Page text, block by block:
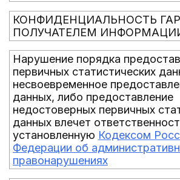
КОНФИДЕНЦИАЛЬНОСТЬ
ПОЛУЧАТЕЛЕМ
Нарушение порядка
первичных статистических
несвоевременное
данных, либо предоставление
недостоверных первичных
данных влечет
установленную Кодексом
Федерации об
правонарушениях